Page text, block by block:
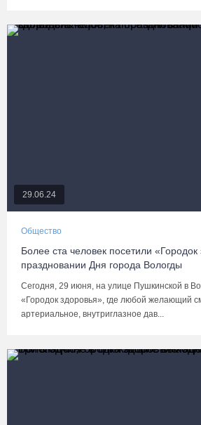
29.06.24
Общество
Более ста человек посетили «Городок
праздновании Дня города Вологды
Сегодня, 29 июня, на улице Пушкинской в
«Городок здоровья», где любой желающий
артериальное, внутриглазное дав...